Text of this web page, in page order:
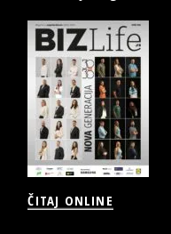
ČITAJ ONLINE